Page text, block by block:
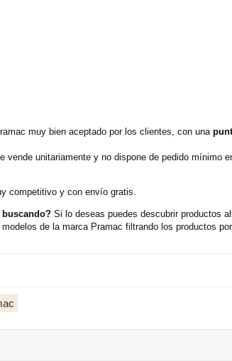
muy bien aceptado por los clientes, con una
unitariamente y no dispone de pedido mínimo
competitivo y con envío gratis.
buscando? Si lo deseas puedes descubrir productos
de la marca Pramac filtrando los productos por